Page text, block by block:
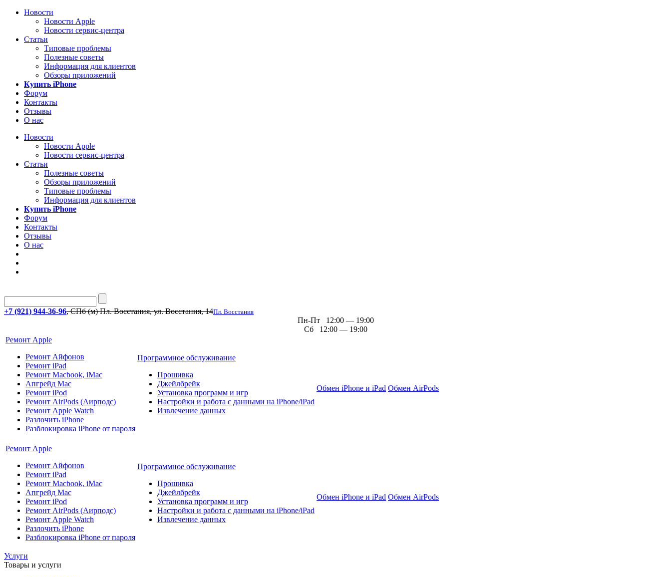
Новости
Новости Apple
Новости сервис-центра
Статьи
Типовые проблемы
Полезные советы
Информация для клиентов
Обзоры приложений
Купить iPhone
Форум
Контакты
Отзывы
О нас
Новости
Новости Apple
Новости сервис-центра
Статьи
Полезные советы
Обзоры приложений
Типовые проблемы
Информация для клиентов
Купить iPhone
Форум
Контакты
Отзывы
О нас
+7 (921) 944-36-96, СПб (м) Пл. Восстания, ул. Восстания, 14Пл. Восстания
Пн-Пт 12:00 — 19:00
Сб 12:00 — 19:00
Ремонт Apple
Ремонт Айфонов
Ремонт iPad
Ремонт Macbook, iMac
Апгрейд Mac
Ремонт iPod
Ремонт AirPods (Аирподс)
Ремонт Apple Watch
Разлочить iPhone
Разблокировка iPhone от пароля
Программное обслуживание
Прошивка
Джейлбрейк
Установка программ и игр
Настройки и работа с данными на iPhone/iPad
Извлечение данных
Обмен iPhone и iPad Обмен AirPods
Ремонт Apple
Ремонт Айфонов
Ремонт iPad
Ремонт Macbook, iMac
Апгрейд Mac
Ремонт iPod
Ремонт AirPods (Аирподс)
Ремонт Apple Watch
Разлочить iPhone
Разблокировка iPhone от пароля
Программное обслуживание
Прошивка
Джейлбрейк
Установка программ и игр
Настройки и работа с данными на iPhone/iPad
Извлечение данных
Обмен iPhone и iPad Обмен AirPods
Услуги
Товары и услуги